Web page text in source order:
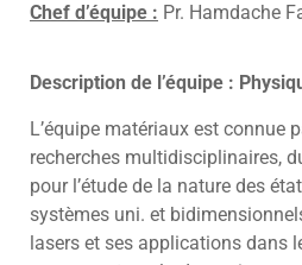
Chef d’équipe : Pr. Hamdache
Description de l’équipe :
L’équipe matériaux est connue
recherches multidisciplinaires,
pour l’étude de la nature des
systèmes uni. et
lasers et ses applications dans